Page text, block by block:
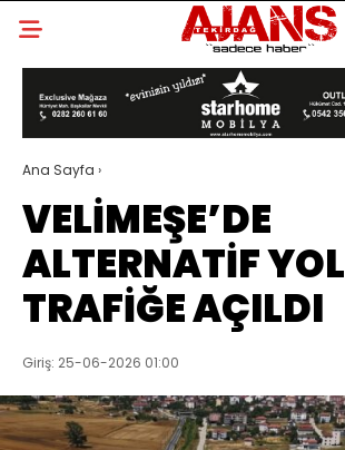
Ana Sayfa ›
VELİMEŞE’DE
ALTERNATİF YOL
TRAFİĞE AÇILDI
Giriş: 25-06-2026 01:00